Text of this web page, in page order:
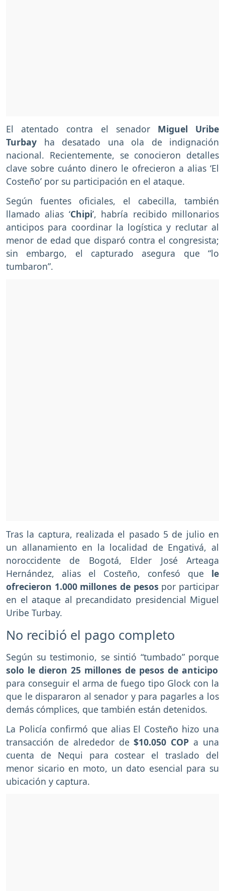
El atentado contra el senadorMiguel Uribe
Turbay ha desatado una ola de indignación
nacional. Recientemente, se conocieron detalles
clave sobre cuánto dinero le ofrecieron a alias ‘El
Costeño’ por su participación en el ataque.
Según fuentes oficiales, el cabecilla, también
llamado alias ‘Chipi’, habría recibido millonarios
anticipos para coordinar la logística y reclutar al
menor de edad que disparó contra el congresista;
sin embargo, el capturado asegura que “lo
tumbaron”.
Tras la captura, realizada el pasado 5 de julio en
un allanamiento en la localidad de Engativá, al
noroccidente de Bogotá, Elder José Arteaga
Hernández, alias el Costeño, confesó que le
ofrecieron 1.000 millones de pesos por participar
en el ataque al precandidato presidencial Miguel
Uribe Turbay.
No recibió el pago completo
Según su testimonio, se sintió “tumbado” porque
solo le dieron 25 millones de pesos de anticipo
para conseguir el arma de fuego tipo Glock con la
que le dispararon al senador y para pagarles a los
demás cómplices, que también están detenidos.
La Policía confirmó que alias El Costeño hizo una
transacción de alrededor de $10.050 COP a una
cuenta de Nequi para costear el traslado del
menor sicario en moto, un dato esencial para su
ubicación y captura.